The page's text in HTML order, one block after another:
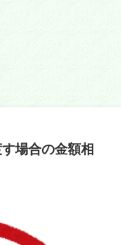
場合の金額相